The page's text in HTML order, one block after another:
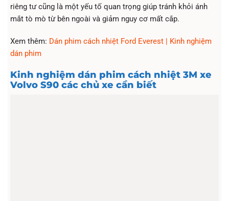
riêng tư cũng là một yếu tố quan trọng giúp tránh khỏi ánh
mắt tò mò từ bên ngoài và giảm nguy cơ mất cắp.
Xem thêm: Dán phim cách nhiệt Ford Everest | Kinh nghiệm
dán phim
Kinh nghiệm dán phim cách nhiệt 3M xe ​
Volvo S90 các chủ xe cần biết